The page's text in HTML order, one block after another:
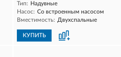
Тип: Надувные
Насос: Со встроенным насосом
Вместимость: Двухспальные
КУПИТЬ